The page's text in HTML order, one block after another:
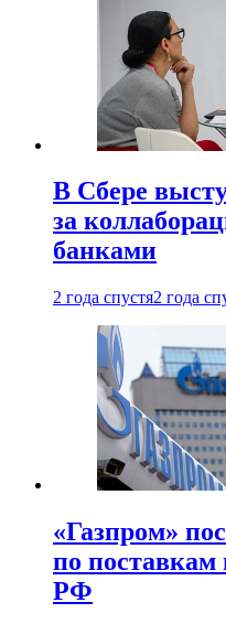
В Сбере
за
банками
2 года спустя2 года
«Газпром»
по поставкам
РФ